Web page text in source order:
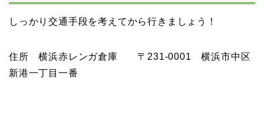
しっかり交通手段を考えてから行きましょう！
住所 横浜赤レンガ倉庫 〒231-0001 横浜市中区
新港一丁目一番